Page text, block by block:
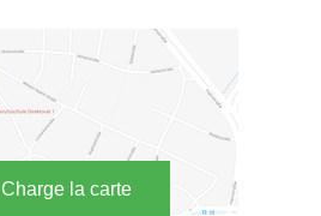
Charge la carte